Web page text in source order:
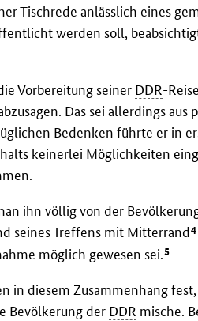
Tischrede anlässlich eines
werden soll,
Vorbereitung seiner DDR-
Das sei allerdings
Bedenken führte er in
keinerlei Möglichkeiten
ihn völlig von der
seines Treffens mit Mitterrand4
möglich gewesen sei.5
in diesem Zusammenhang
Bevölkerung der DDR mische.